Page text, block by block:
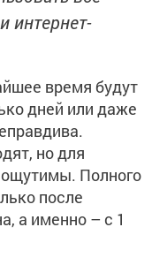
интернет-
время будут
дней или даже
но для
Полного
после
а именно – с 1